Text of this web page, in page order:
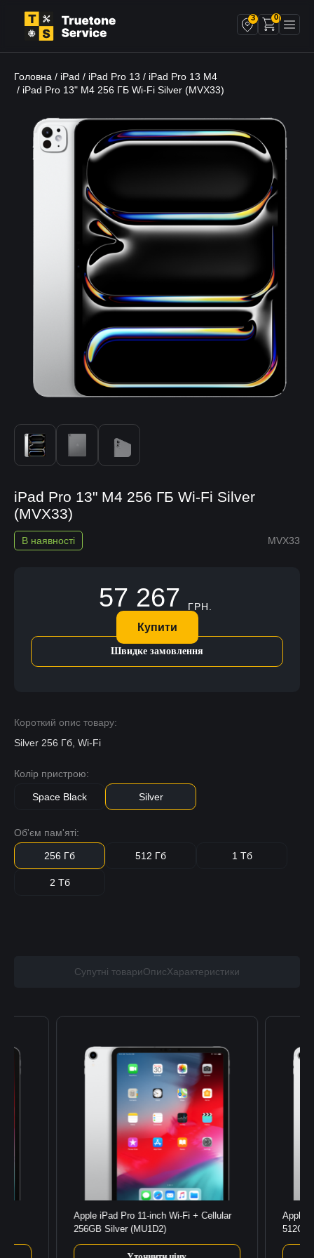
3 0
Головна / iPad / iPad Pro 13 / iPad Pro 13 M4
/ iPad Pro 13" M4 256 ГБ Wi-Fi Silver (MVX33)
iPad Pro 13" M4 256 ГБ Wi-Fi Silver
(MVX33)
MVX33
В наявності
Короткий опис товару:
Silver 256 Гб, Wi-Fi
Колір пристрою:
Space Black Silver
Об'єм пам'яті:
256 Гб 512 Гб 1 Тб
2 Тб
57 267 ГРН.
Купити
Швидке замовлення
Супутні товариОписХарактеристики
Apple iPad Pro 11-inch Wi-Fi + Cellular
256GB Silver (MU1D2)
Apple
512GB